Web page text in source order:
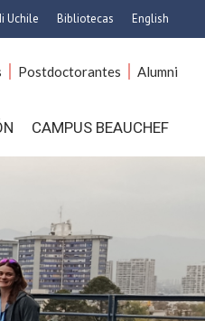
Cs. Agronómicas
Gobierno
Odontología
Estudios Internacionales
Bachillerato
Uchile Bibliotecas English
Postdoctorantes Alumni
CAMPUS BEAUCHEF